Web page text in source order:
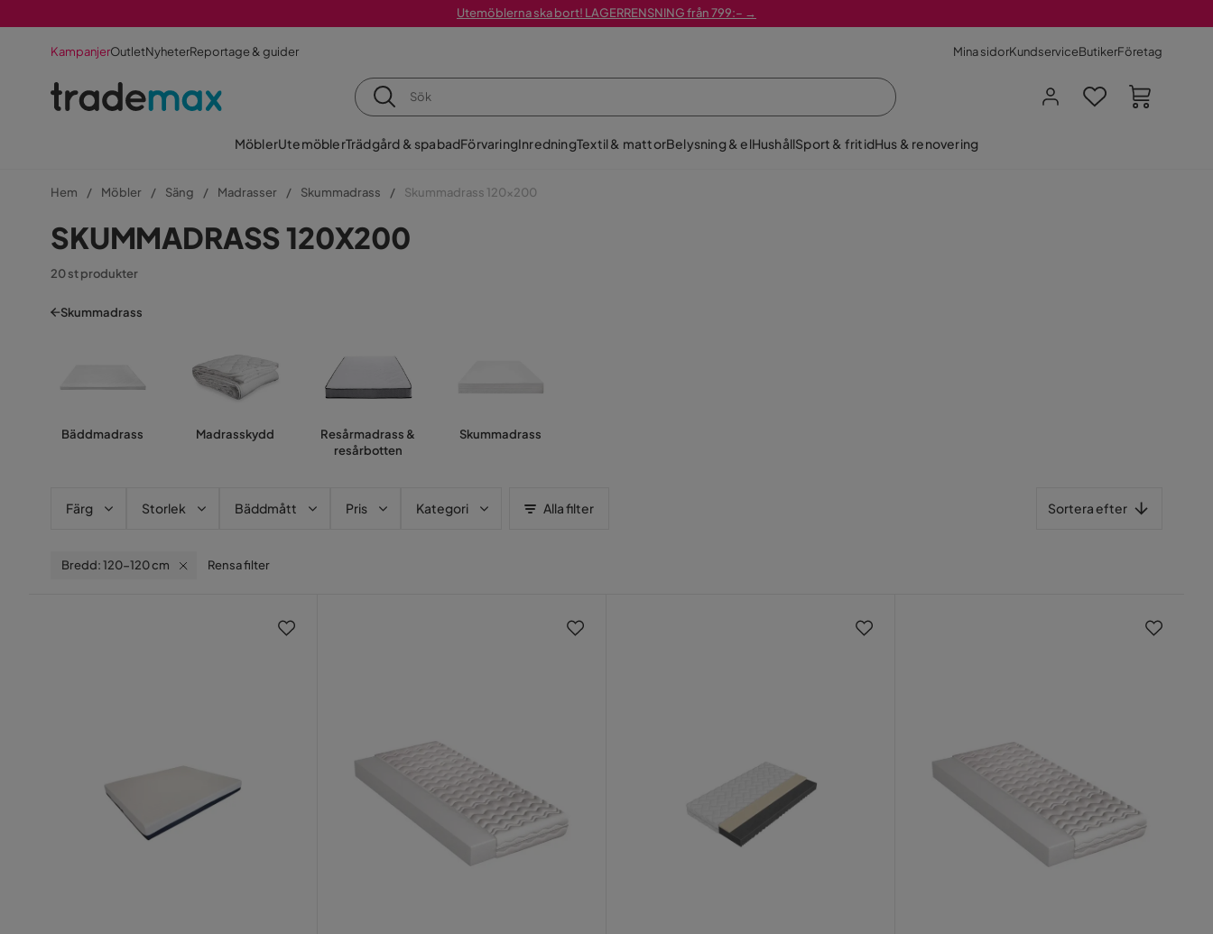
Utemöblerna ska bort! LAGERRENSNING från 799:– →
KampanjerOutletNyheterReportage & guider Mina sidorKundserviceButikerFöretag
MöblerUtemöblerTrädgård & spabadFörvaringInredningTextil & mattorBelysning & elHushållSport & fritidHus & renovering
Hem Möbler Säng Madrasser Skummadrass Skummadrass 120x200
SKUMMADRASS 120X200
20 st produkter
Skummadrass
Bäddmadrass Madrasskydd
Resårmadrass &
resårbotten
Skummadrass
Färg Storlek Bäddmått Pris Kategori Alla filter Sortera efter
Bredd: 120-120 cm Rensa filter